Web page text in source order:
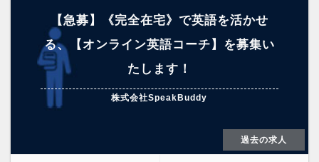
【急募】《完全在宅》で英語を活かせ
る、【オンライン英語コーチ】を募集い
たします！
株式会社SpeakBuddy
過去の求人